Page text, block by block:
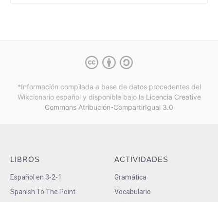
*Información compilada a base de datos procedentes del
Wikcionario español y disponible bajo la Licencia Creative
Commons Atribución-CompartirIgual 3.0
LIBROS
Español en 3-2-1
Spanish To The Point
ACTIVIDADES
Gramática
Vocabulario